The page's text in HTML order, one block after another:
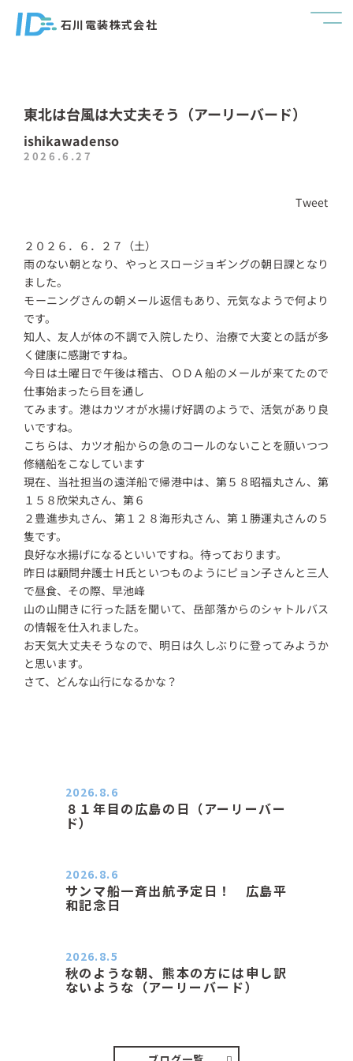
石川電装株式会社
東北は台風は大丈夫そう（アーリーバード）
ishikawadenso
2026.6.27
Tweet
２０２６．６．２７（土）
雨のない朝となり、やっとスロージョギングの朝日課となり
ました。
モーニングさんの朝メール返信もあり、元気なようで何より
です。
知人、友人が体の不調で入院したり、治療で大変との話が多
く健康に感謝ですね。
今日は土曜日で午後は稽古、ＯＤＡ船のメールが来てたので
仕事始まったら目を通し
てみます。港はカツオが水揚げ好調のようで、活気があり良
いですね。
こちらは、カツオ船からの急のコールのないことを願いつつ
修繕船をこなしています
現在、当社担当の遠洋船で帰港中は、第５８昭福丸さん、第
１５８欣栄丸さん、第６
２豊進歩丸さん、第１２８海形丸さん、第１勝運丸さんの５
隻です。
良好な水揚げになるといいですね。待っております。
昨日は顧問弁護士Ｈ氏といつものようにピョン子さんと三人
で昼食、その際、早池峰
山の山開きに行った話を聞いて、岳部落からのシャトルバス
の情報を仕入れました。
お天気大丈夫そうなので、明日は久しぶりに登ってみようか
と思います。
さて、どんな山行になるかな？
８１年目の広島の日（アーリーバー
ド）
2026.8.6
サンマ船一斉出航予定日！ 広島平
和記念日
2026.8.6
秋のような朝、熊本の方には申し訳
ないような（アーリーバード）
2026.8.5